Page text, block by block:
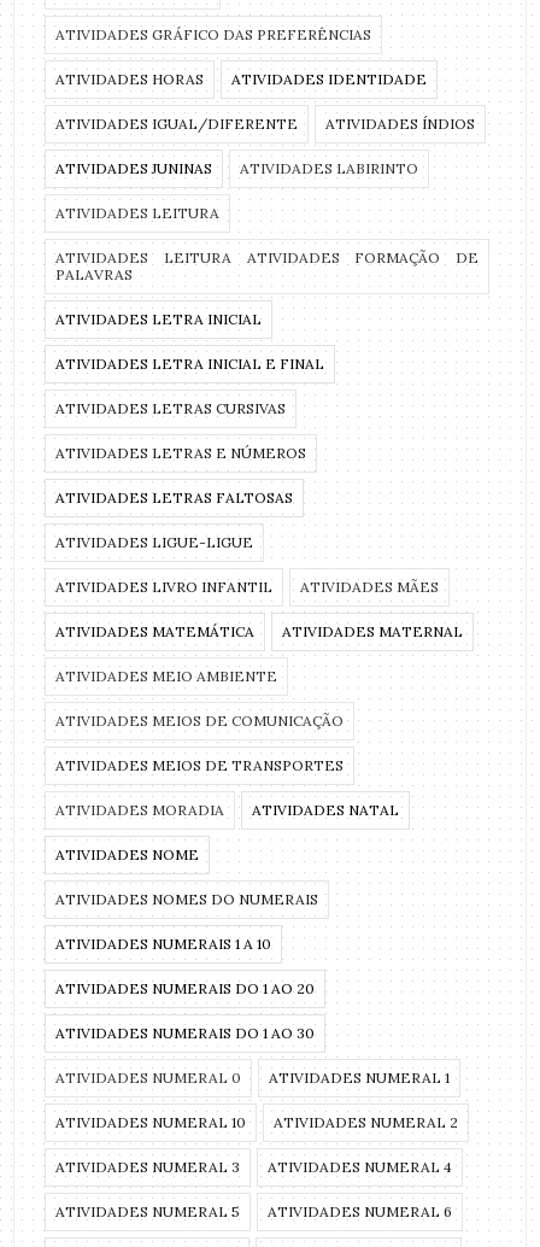
ATIVIDADES GRÁFICO DAS PREFERÊNCIAS
ATIVIDADES HORAS ATIVIDADES IDENTIDADE
ATIVIDADES IGUAL/DIFERENTE ATIVIDADES ÍNDIOS
ATIVIDADES JUNINAS ATIVIDADES LABIRINTO
ATIVIDADES LEITURA
ATIVIDADES LEITURA ATIVIDADES FORMAÇÃO DE
PALAVRAS
ATIVIDADES LETRA INICIAL
ATIVIDADES LETRA INICIAL E FINAL
ATIVIDADES LETRAS CURSIVAS
ATIVIDADES LETRAS E NÚMEROS
ATIVIDADES LETRAS FALTOSAS
ATIVIDADES LIGUE-LIGUE
ATIVIDADES LIVRO INFANTIL ATIVIDADES MÃES
ATIVIDADES MATEMÁTICA ATIVIDADES MATERNAL
ATIVIDADES MEIO AMBIENTE
ATIVIDADES MEIOS DE COMUNICAÇÃO
ATIVIDADES MEIOS DE TRANSPORTES
ATIVIDADES MORADIA ATIVIDADES NATAL
ATIVIDADES NOME
ATIVIDADES NOMES DO NUMERAIS
ATIVIDADES NUMERAIS 1 A 10
ATIVIDADES NUMERAIS DO 1 AO 20
ATIVIDADES NUMERAIS DO 1 AO 30
ATIVIDADES NUMERAL 0 ATIVIDADES NUMERAL 1
ATIVIDADES NUMERAL 10 ATIVIDADES NUMERAL 2
ATIVIDADES NUMERAL 3 ATIVIDADES NUMERAL 4
ATIVIDADES NUMERAL 5 ATIVIDADES NUMERAL 6